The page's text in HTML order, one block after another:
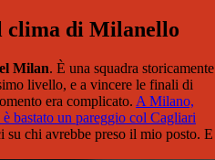
clima di Milanello
Milan. È una squadra storicamente
livello, e a vincere le finali di
era complicato. A Milano,
bastato un pareggio col Cagliari
su chi avrebbe preso il mio posto. E